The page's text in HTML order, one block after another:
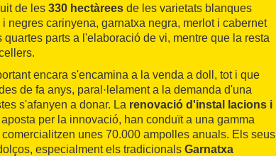
de les 330 hectàrees de les varietats blanques
negres carinyena, garnatxa negra, merlot i cabernet
parts a l'elaboració de vi, mentre que la resta
encara s'encamina a la venda a doll, tot i que
de fa anys, paral·lelament a la demanda d'una
s'afanyen a donar. La renovació d'instal lacions i
per la innovació, han conduït a una gamma
unes 70.000 ampolles anuals. Els seus
especialment els tradicionals Garnatxa